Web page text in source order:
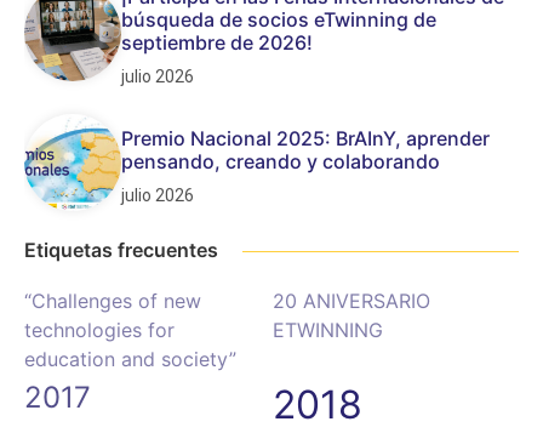
búsqueda de socios eTwinning de
septiembre de 2026!
julio 2026
Premio Nacional 2025: BrAInY, aprender
pensando, creando y colaborando
julio 2026
Etiquetas frecuentes
“Challenges of new
technologies for
education and society”
20 ANIVERSARIO
ETWINNING
2017
2018